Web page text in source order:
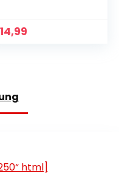
14,99
html]